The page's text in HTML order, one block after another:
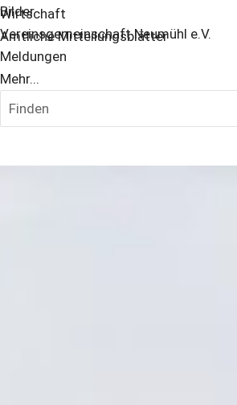
Wirtschaft
Amtliche Mitteilungsblätter
Bilder
Vereinsgemeinschaft Neumühl e.V.
Meldungen
Mehr...
Finden